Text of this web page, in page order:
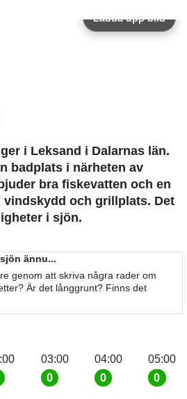
Ladda upp bild
i Leksand i Dalarnas län.
badplats i närheten av
bra fiskevatten och en
vindskydd och grillplats. Det
i sjön.
ännu...
genom att skriva några rader om
Är det långgrunt? Finns det
03:00
0
04:00
0
05:00
0